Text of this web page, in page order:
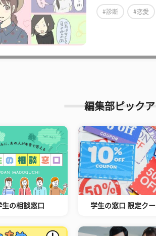
#診断 #恋愛
編集部ピック
生の相談窓口 学生の窓口 限定ク